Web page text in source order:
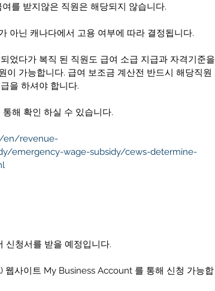
를 받지않은 직원은 해당되지 않습니다.
아닌 캐나다에서 고용 여부에 따라 결정됩니다.
었다가 복직 된 직원도 급여 소급 지급과 자격기준을
이 가능합니다. 급여 보조금 계산전 반드시 해당직원
을 하셔야 합니다.
해 확인 하실 수 있습니다.
en/revenue-
emergency-wage-subsidy/cews-determine-
신청서를 받을 예정입니다.
웹사이트 My Business Account 를 통해 신청 가능합